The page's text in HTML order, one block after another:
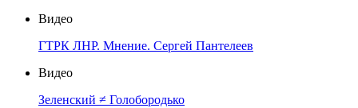
Видео
ГТРК ЛНР. Мнение. Сергей Пантелеев
Видео
Зеленский ≠ Голобородько